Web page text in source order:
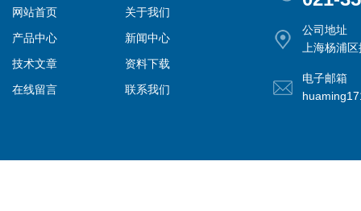
网站首页
关于我们
产品中心
新闻中心
技术文章
资料下载
在线留言
联系我们
公司地址
上海杨浦
电子邮箱